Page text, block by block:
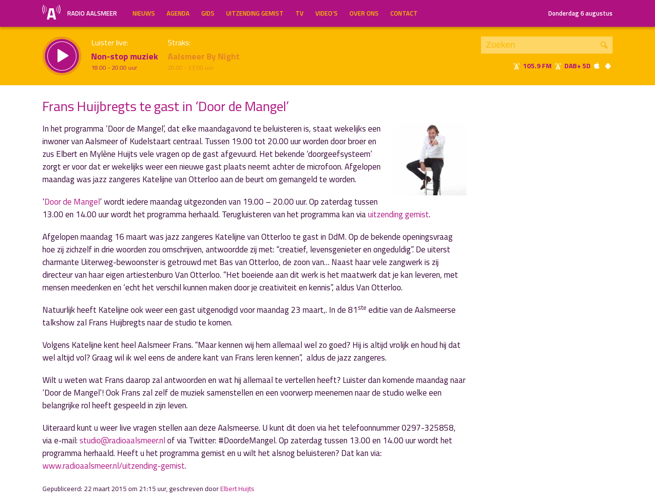
RADIO AALSMEER NIEUWS AGENDA GIDS UITZENDING GEMIST TV VIDEO’S OVER ONS CONTACT Donderdag 6 augustus
Luister live:
Non-stop muziek
18.00 - 20.00 uur
Straks:
Aalsmeer By Night
20.00 - 23.00 uur 105.9 FM DAB+ 5D
Inklappen
Frans Huijbregts te gast in ‘Door de Mangel’
In het programma ‘Door de Mangel’, dat elke maandagavond te beluisteren is, staat wekelijks een
inwoner van Aalsmeer of Kudelstaart centraal. Tussen 19.00 tot 20.00 uur worden door broer en
zus Elbert en Mylène Huijts vele vragen op de gast afgevuurd. Het bekende ‘doorgeefsysteem’
zorgt er voor dat er wekelijks weer een nieuwe gast plaats neemt achter de microfoon. Afgelopen
maandag was jazz zangeres Katelijne van Otterloo aan de beurt om gemangeld te worden.
‘Door de Mangel‘ wordt iedere maandag uitgezonden van 19.00 – 20.00 uur. Op zaterdag tussen
13.00 en 14.00 uur wordt het programma herhaald. Terugluisteren van het programma kan viauitzending gemist.
Afgelopen maandag 16 maart was jazz zangeres Katelijne van Otterloo te gast in DdM. Op de bekende openingsvraag
hoe zij zichzelf in drie woorden zou omschrijven, antwoordde zij met: “creatief, levensgenieter en ongeduldig”. De uiterst
charmante Uiterweg-bewoonster is getrouwd met Bas van Otterloo, de zoon van… Naast haar vele zangwerk is zij
directeur van haar eigen artiestenburo Van Otterloo. “Het boeiende aan dit werk is het maatwerk dat je kan leveren, met
mensen meedenken en ‘echt het verschil kunnen maken door je creativiteit en kennis”, aldus Van Otterloo.
Natuurlijk heeft Katelijne ook weer een gast uitgenodigd voor maandag 23 maart,. In de 81 ste editie van de Aalsmeerse
talkshow zal Frans Huijbregts naar de studio te komen.
Volgens Katelijne kent heel Aalsmeer Frans. “Maar kennen wij hem allemaal wel zo goed? Hij is altijd vrolijk en houd hij dat
wel altijd vol? Graag wil ik wel eens de andere kant van Frans leren kennen”, aldus de jazz zangeres.
Wilt u weten wat Frans daarop zal antwoorden en wat hij allemaal te vertellen heeft? Luister dan komende maandag naar
‘Door de Mangel’! Ook Frans zal zelf de muziek samenstellen en een voorwerp meenemen naar de studio welke een
belangrijke rol heeft gespeeld in zijn leven.
Uiteraard kunt u weer live vragen stellen aan deze Aalsmeerse. U kunt dit doen via het telefoonnummer 0297-325858,
via e-mail:studio@radioaalsmeer.nlof via Twitter: #DoordeMangel. Op zaterdag tussen 13.00 en 14.00 uur wordt het
programma herhaald. Heeft u het programma gemist en u wilt het alsnog beluisteren? Dat kan via:
www.radioaalsmeer.nl/uitzending-gemist.
Gepubliceerd: 22 maart 2015 om 21:15 uur, geschreven doorElbert Huijts